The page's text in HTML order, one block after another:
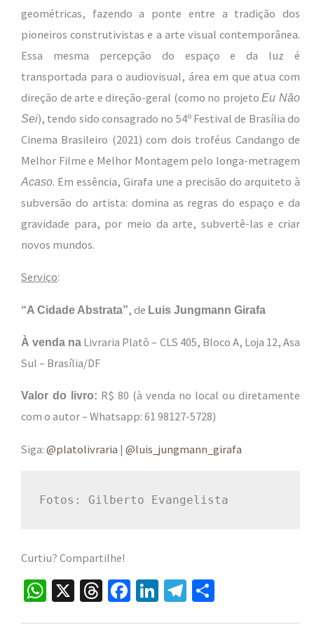
geométricas, fazendo a ponte entre a tradição dos
pioneiros construtivistas e a arte visual contemporânea.
Essa mesma percepção do espaço e da luz é
transportada para o audiovisual, área em que atua com
direção de arte e direção-geral (como no projetoEu Não
Sei), tendo sido consagrado no 54º Festival de Brasília do
Cinema Brasileiro (2021) com dois troféus Candango de
Melhor Filme e Melhor Montagem pelo longa-metragem
Acaso. Em essência, Girafa une a precisão do arquiteto à
subversão do artista: domina as regras do espaço e da
gravidade para, por meio da arte, subvertê-las e criar
novos mundos.
Serviço:
“A Cidade Abstrata”, de Luis Jungmann Girafa
À venda na Livraria Platô – CLS 405, Bloco A, Loja 12, Asa
Sul – Brasília/DF
Valor do livro: R$ 80 (à venda no local ou diretamente
com o autor – Whatsapp: 61 98127-5728)
Siga: @platolivraria | @luis_jungmann_girafa
Fotos: Gilberto Evangelista
Curtiu? Compartilhe!
W X
T
Fa Li Te